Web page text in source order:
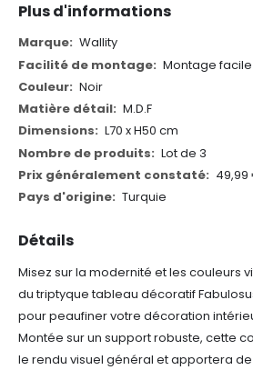
Détails
Misez sur la modernité et les couleurs
du triptyque tableau décoratif
pour peaufiner votre décoration
Montée sur un support robuste, cette
le rendu visuel général et apportera
Plus d'informations
Plus
d'informations
Wallity
Montage facile
Noir
M.D.F
L70 x H50 cm
Lot de 3
49,99
Turquie